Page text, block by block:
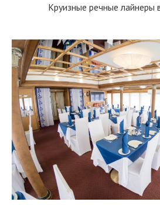
Круизные речные лайнеры